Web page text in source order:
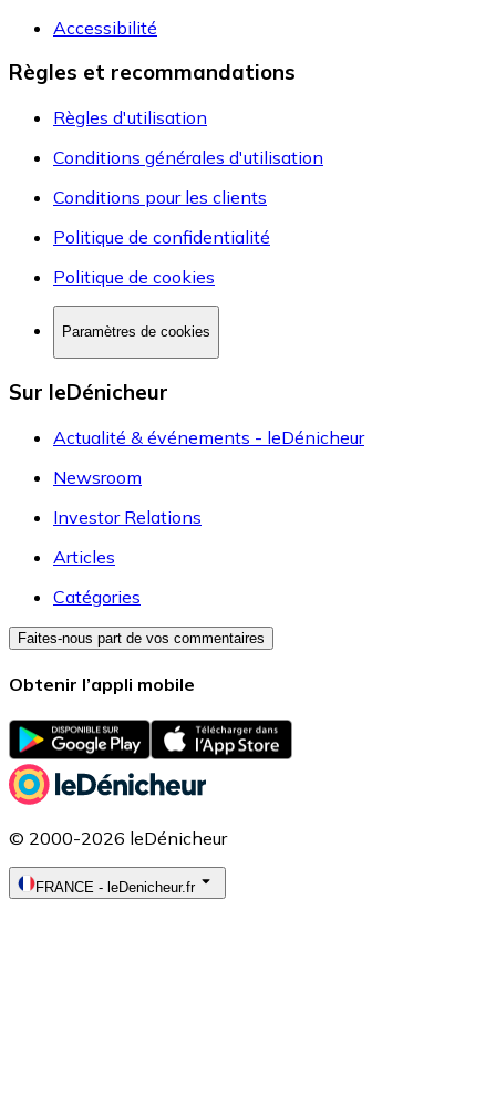
Accessibilité
Règles et recommandations
Règles d'utilisation
Conditions générales d'utilisation
Conditions pour les clients
Politique de confidentialité
Politique de cookies
Paramètres de cookies
Sur leDénicheur
Actualité & événements - leDénicheur
Newsroom
Investor Relations
Articles
Catégories
Faites-nous part de vos commentaires
Obtenir l’appli mobile
© 2000-2026 leDénicheur
FRANCE - leDenicheur.fr